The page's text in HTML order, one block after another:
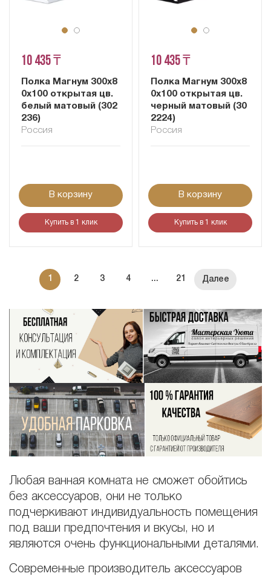
10 435 ₸
Полка Магнум 300х8
0х100 открытая цв.
белый матовый (302
236)
Россия
В корзину
Купить в 1 клик
10 435 ₸
Полка Магнум 300х8
0х100 открытая цв.
черный матовый (30
2224)
Россия
В корзину
Купить в 1 клик
1 2 3 4 ... 21
Любая ванная комната не сможет обойтись
без аксессуаров, они не только
подчеркивают индивидуальность помещения
под ваши предпочтения и вкусы, но и
являются очень функциональными деталями.
Современные производитель аксессуаров